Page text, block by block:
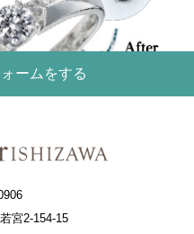
ームをする
宮2-154-15